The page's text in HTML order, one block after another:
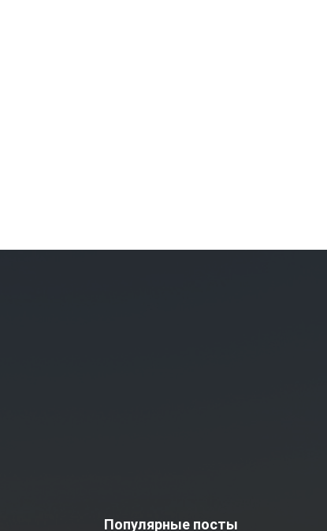
Популярные посты